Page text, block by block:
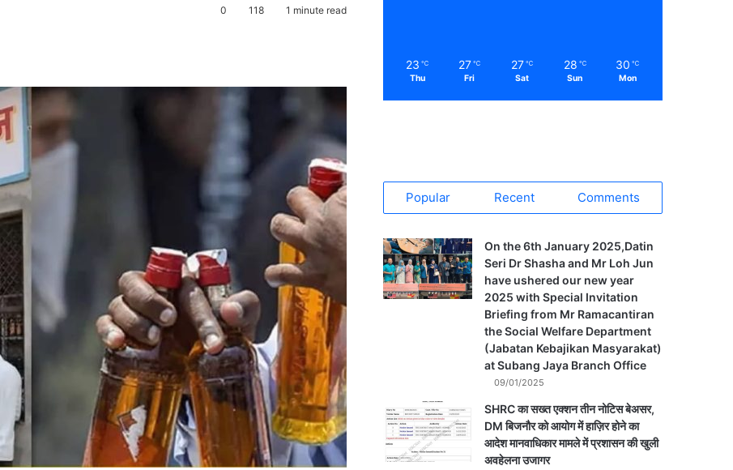
0 118 1 minute read
23 ℃
Thu
27 ℃
Fri
27 ℃
Sat
28 ℃
Sun
30 ℃
Mon
Popular Recent Comments
On the 6th January 2025,Datin
Seri Dr Shasha and Mr Loh Jun
have ushered our new year
2025 with Special Invitation
Briefing from Mr Ramacantiran
the Social Welfare Department
(Jabatan Kebajikan Masyarakat)
at Subang Jaya Branch Office
09/01/2025
SHRC का सख्त एक्शन तीन नोटिस बेअसर,
DM बिजनौर को आयोग में हाज़िर होने का
आदेश मानवाधिकार मामले में प्रशासन की खुली
अवहेलना उजागर